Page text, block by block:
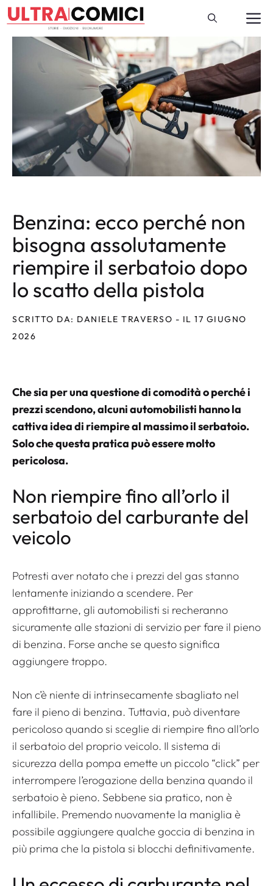
Vai
al
contenuto
Benzina: ecco perché non
bisogna assolutamente
riempire il serbatoio dopo
lo scatto della pistola
SCRITTO DA: DANIELE TRAVERSO - IL 17 GIUGNO
2026
Che sia per una questione di comodità o perché i
prezzi scendono, alcuni automobilisti hanno la
cattiva idea di riempire al massimo il serbatoio.
Solo che questa pratica può essere molto
pericolosa.
Non riempire fino all’orlo il
serbatoio del carburante del
veicolo
Potresti aver notato che i prezzi del gas stanno
lentamente iniziando a scendere. Per
approfittarne, gli automobilisti si recheranno
sicuramente alle stazioni di servizio per fare il pieno
di benzina. Forse anche se questo significa
aggiungere troppo.
Non c’è niente di intrinsecamente sbagliato nel
fare il pieno di benzina. Tuttavia, può diventare
pericoloso quando si sceglie di riempire fino all’orlo
il serbatoio del proprio veicolo. Il sistema di
sicurezza della pompa emette un piccolo “click” per
interrompere l’erogazione della benzina quando il
serbatoio è pieno. Sebbene sia pratico, non è
infallibile. Premendo nuovamente la maniglia è
possibile aggiungere qualche goccia di benzina in
più prima che la pistola si blocchi definitivamente.